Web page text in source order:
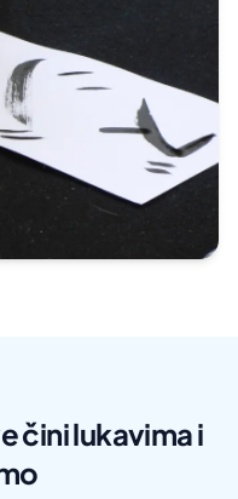
čini lukavima i